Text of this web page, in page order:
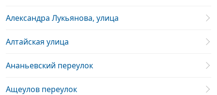
Александра Лукьянова, улица
Алтайская улица
Ананьевский переулок
Ащеулов переулок